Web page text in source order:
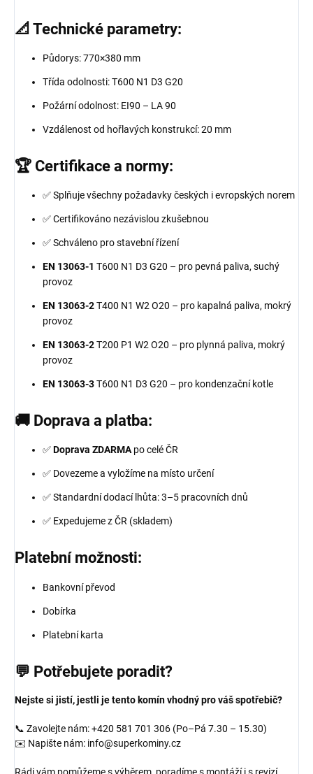
📐 Technické parametry:
Půdorys: 770×380 mm
Třída odolnosti: T600 N1 D3 G20
Požární odolnost: EI90 – LA 90
Vzdálenost od hořlavých konstrukcí: 20 mm
🏆 Certifikace a normy:
✅ Splňuje všechny požadavky českých i evropských norem
✅ Certifikováno nezávislou zkušebnou
✅ Schváleno pro stavební řízení
EN 13063-1 T600 N1 D3 G20 – pro pevná paliva, suchý
provoz
EN 13063-2T400 N1 W2 O20 – pro kapalná paliva, mokrý
provoz
EN 13063-2T200 P1 W2 O20 – pro plynná paliva, mokrý
provoz
EN 13063-3T600 N1 D3 G20 – pro kondenzační kotle
🚚 Doprava a platba:
✅Doprava ZDARMApo celé ČR
✅ Dovezeme a vyložíme na místo určení
✅ Standardní dodací lhůta: 3–5 pracovních dnů
✅ Expedujeme z ČR (skladem)
Platební možnosti:
Bankovní převod
Dobírka
Platební karta
💬 Potřebujete poradit?
Nejste si jistí, jestli je tento komín vhodný pro váš spotřebič?
📞 Zavolejte nám: +420 581 701 306 (Po–Pá 7.30 – 15.30)
✉️ Napište nám: info@superkominy.cz
Rádi vám pomůžeme s výběrem, poradíme s montáží i s revizí.